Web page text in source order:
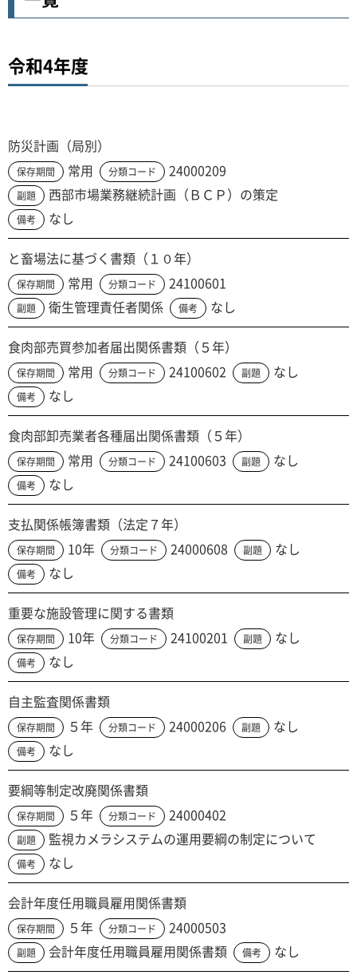
令和4年度
防災計画（局別）
保存期間 常用 分類コード 24000209
副題 西部市場業務継続計画（ＢＣＰ）の策定
備考 なし
と畜場法に基づく書類（１０年）
保存期間 常用 分類コード 24100601
副題 衛生管理責任者関係 備考 なし
食肉部売買参加者届出関係書類（５年）
保存期間 常用 分類コード 24100602 副題 なし
備考 なし
食肉部卸売業者各種届出関係書類（５年）
保存期間 常用 分類コード 24100603 副題 なし
備考 なし
支払関係帳簿書類（法定７年）
保存期間 10年 分類コード 24000608 副題 なし
備考 なし
重要な施設管理に関する書類
保存期間 10年 分類コード 24100201 副題 なし
備考 なし
自主監査関係書類
保存期間 ５年 分類コード 24000206 副題 なし
備考 なし
要綱等制定改廃関係書類
保存期間 ５年 分類コード 24000402
副題 監視カメラシステムの運用要綱の制定について
備考 なし
会計年度任用職員雇用関係書類
保存期間 ５年 分類コード 24000503
副題 会計年度任用職員雇用関係書類 備考 なし